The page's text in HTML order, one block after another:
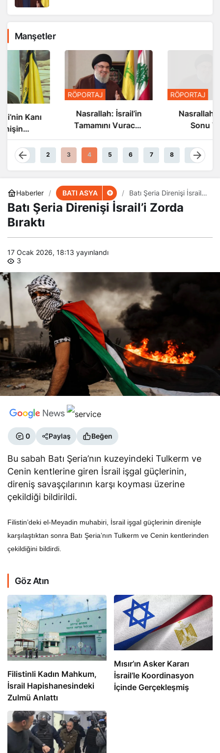
Manşetler
RÖPORTAJ
Nasrallah: İsrail’in
Tamamını Vuracak
RÖPORTAJ
Nasrallah: İsrail’in
Sonu Yakın
1 2 3 4 5 6 7 8 9
Haberler BATI ASYA
Batı Şeria Direnişi İsrail’i
Zorda Bıraktı
Batı Şeria Direnişi İsrail’i Zorda
Bıraktı
17 Ocak 2026, 18:13 yayınlandı
3
0 Paylaş Beğen
Bu sabah Batı Şeria’nın kuzeyindeki Tulkerm ve
Cenin kentlerine giren İsrail işgal güçlerinin,
direniş savaşçılarının karşı koyması üzerine
çekildiği bildirildi.
Filistin’deki el-Meyadin muhabiri, İsrail işgal güçlerinin direnişle
karşılaştıktan sonra Batı Şeria’nın Tulkerm ve Cenin kentlerinden
çekildiğini bildirdi.
Göz Atın
Filistinli Kadın Mahkum,
İsrail Hapishanesindeki
Zulmü Anlattı
Mısır’ın Asker Kararı
İsrail’le Koordinasyon
İçinde Gerçekleşmiş